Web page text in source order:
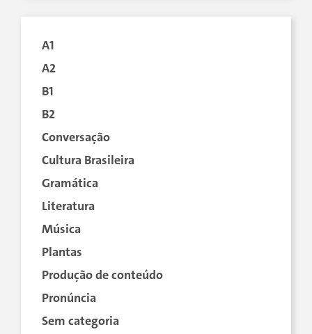
A1
A2
B1
B2
Conversação
Cultura Brasileira
Gramática
Literatura
Música
Plantas
Produção de conteúdo
Pronúncia
Sem categoria